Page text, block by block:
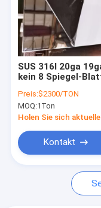
Videos
Über uns
Bitte um ein
Rohr des
Schläuche des
SUS 316l 20ga
kein 8 Spiegel-
Endedelstahlblech-
0.5mm SS
Preis:$2300/TON
MOQ:1Ton
Kontakt